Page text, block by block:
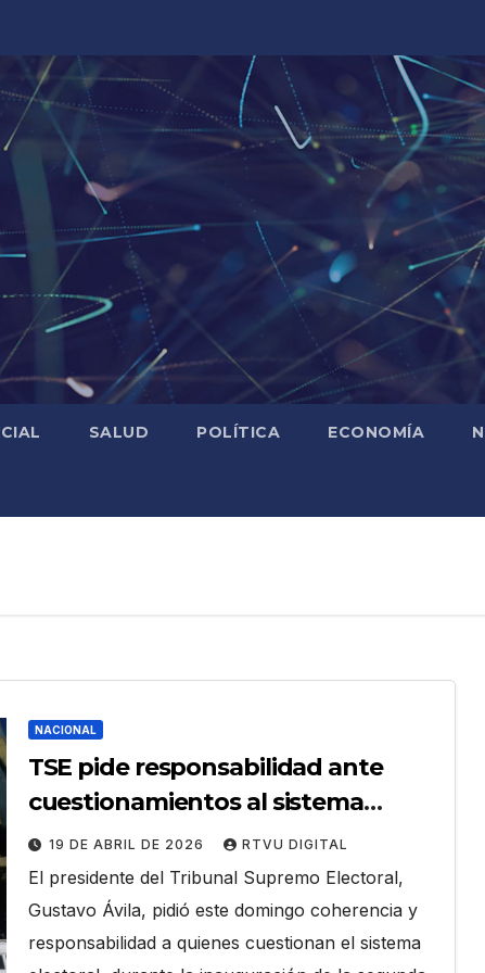
SALUD POLÍTICA ECONOMÍA
NACIONAL
TSE pide responsabilidad ante
cuestionamientos al sistema
electoral
19 DE ABRIL DE 2026 RTVU DIGITAL
El presidente del Tribunal Supremo Electoral,
Gustavo Ávila, pidió este domingo coherencia y
responsabilidad a quienes cuestionan el sistema